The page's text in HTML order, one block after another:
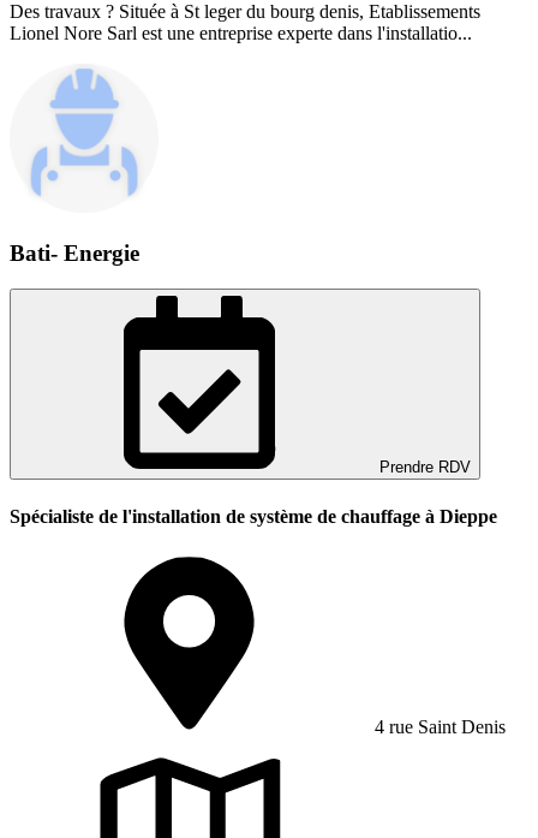
Des travaux ? Située à St leger du bourg denis, Etablissements
Lionel Nore Sarl est une entreprise experte dans l'installatio...
Bati- Energie
Prendre RDV
Spécialiste de l'installation de système de chauffage à Dieppe
4 rue Saint Denis